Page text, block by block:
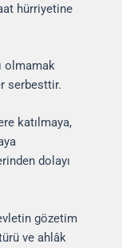
hürriyetine
olmamak
serbesttir.
katılmaya,
dolayı
gözetim
ve ahlâk